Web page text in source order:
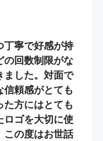
丁寧で好感が持
の回数制限がな
ました。対面で
頼感がとても
た方にはとても
ロゴを大切に使
この度はお世話